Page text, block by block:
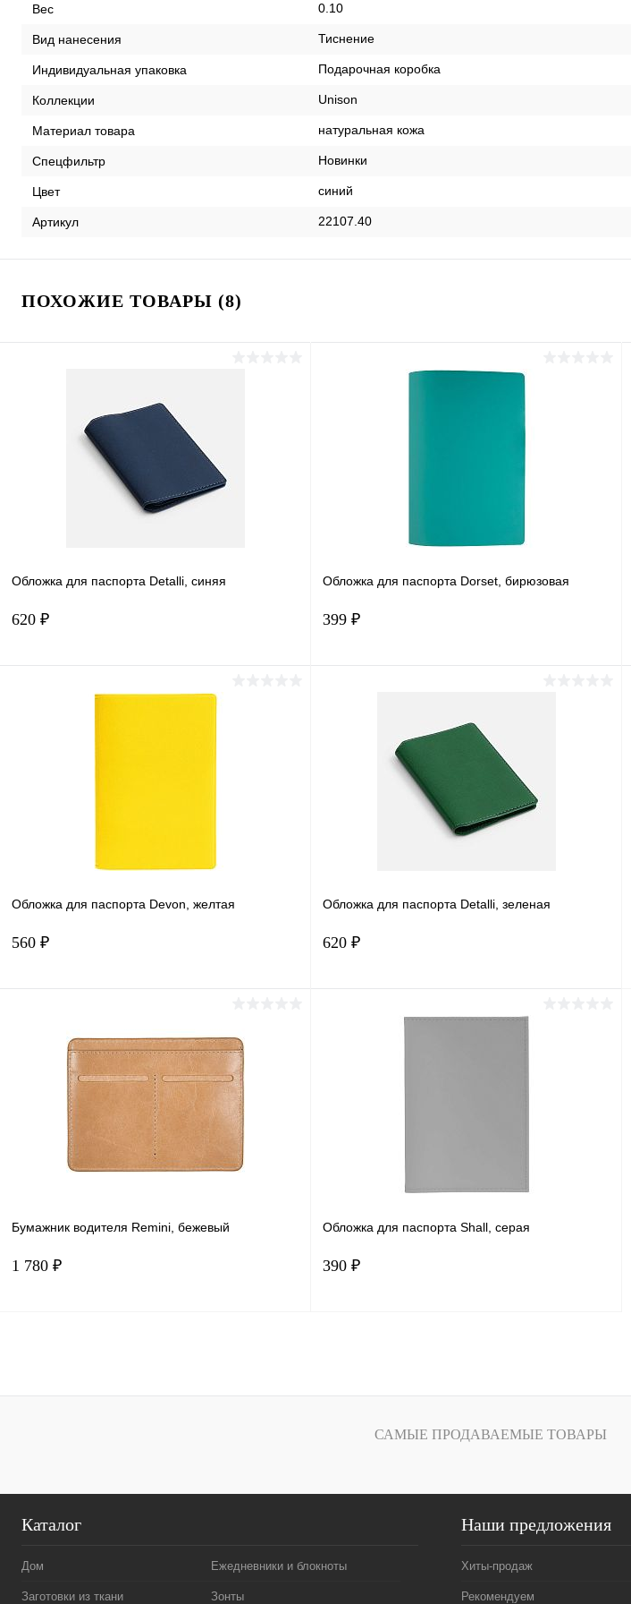
Вес 0.10
Вид нанесения Тиснение
Индивидуальная упаковка Подарочная коробка
Коллекции Unison
Материал товара натуральная кожа
Спецфильтр Новинки
Цвет синий
Артикул 22107.40
ПОХОЖИЕ ТОВАРЫ (8)
Обложка для паспорта Detalli, синяя
620 ₽
В корзину
Обложка для паспорта Dorset, бирюзовая
399 ₽
Купить в 1 клик
В избранное В наличии
Обложка для паспорта Devon, желтая
560 ₽
Купить в 1 клик Сравнение
В избранное В наличии
Обложка для паспорта Detalli, зеленая
620 ₽
В корзину
Бумажник водителя Remini, бежевый
1 780 ₽
Обложка для паспорта Shall, серая
390 ₽
САМЫЕ ПРОДАВАЕМЫЕ ТОВАРЫ
Каталог
Дом Ежедневники и блокноты
Заготовки из ткани Зонты
Наши предложения
Хиты-продаж
Рекомендуем